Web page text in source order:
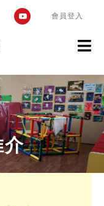
會員登入
介